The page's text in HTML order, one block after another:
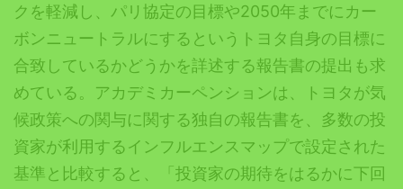
クを軽減し、パリ協定の目標や2050年までにカー
ボンニュートラルにするというトヨタ自身の目標に
合致しているかどうかを詳述する報告書の提出も求
めている。アカデミカーペンションは、トヨタが気
候政策への関与に関する独自の報告書を、多数の投
資家が利用するインフルエンスマップで設定された
基準と比較すると、「投資家の期待をはるかに下回